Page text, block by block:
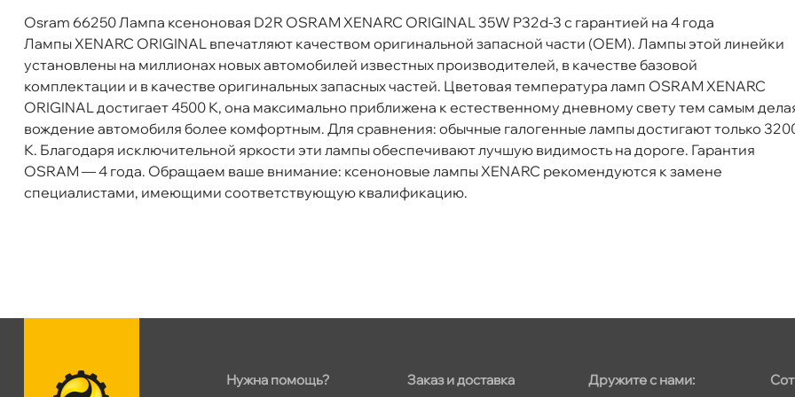
Osram 66250 Лампа ксеноновая D2R OSRAM XENARC ORIGINAL 35W P32d-3 с гарантией на 4 года
Лампы XENARC ORIGINAL впечатляют качеством оригинальной запасной части (ОЕМ). Лампы этой линейки
установлены на миллионах новых автомобилей известных производителей, в качестве базовой
комплектации и в качестве оригинальных запасных частей. Цветовая температура ламп OSRAM XENARC
ORIGINAL достигает 4500 К, она максимально приближена к естественному дневному свету тем самым
ождение автомобиля более комфортным. Для сравнения: обычные галогенные лампы достигают только
К. Благодаря исключительной яркости эти лампы обеспечивают лучшую видимость на дороге. Гарантия
OSRAM — 4 года. Обращаем ваше внимание: ксеноновые лампы XENARC рекомендуются к замене
специалистами, имеющими соответствующую квалификацию.
Бренд
OSRAM
Цоколь
D1S 35W
Тип Лампы
Ксенон
Артикул
66140
Цветовая
температура, K
4150к
Богатырский пр. 12
0 шт
Пн–Вс 10:00 – 21:00
Сегодня, бесплатно
н. Обводного канала 115
Пн–Вс10:00 – 21:00
Сегодня, бесплатно
ПН–ВС
Нужна помощь? Заказ и доставка Дружите с нами: